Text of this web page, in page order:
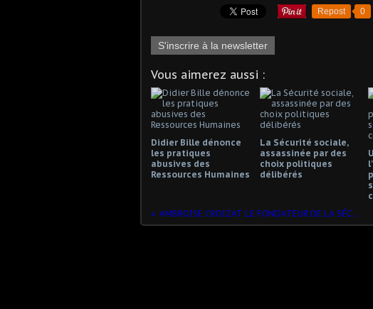
Repost 0
S'inscrire à la newsletter
Vous aimerez aussi :
Didier Bille dénonce
les pratiques
abusives des
Ressources Humaines
La Sécurité sociale,
assassinée par des
choix politiques
délibérés
AMBROISE CROIZAT LE FONDATEUR DE LA SÉCURITÉ SOCIALE